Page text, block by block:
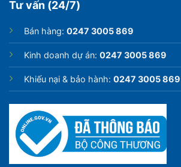
Tư vấn (24/7)
Bán hàng: 0247 3005 869
Kinh doanh dự án: 0247 3005 869
Khiếu nại & bảo hành: 0247 3005 869